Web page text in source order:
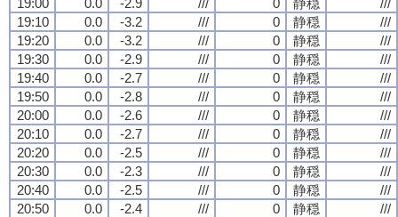
19:10
0.0 -3.2 /// 0 静穏
///
19:20
0.0 -3.2 /// 0 静穏
///
19:30
0.0 -2.9 /// 0 静穏
///
19:40
0.0 -2.7 /// 0 静穏
///
19:50
0.0 -2.8 /// 0 静穏
///
20:00
0.0 -2.6 /// 0 静穏
///
20:10
0.0 -2.7 /// 0 静穏
///
20:20
0.0 -2.5 /// 0 静穏
///
20:30
0.0 -2.3 /// 0 静穏
///
20:40
0.0 -2.5 /// 0 静穏
///
20:50
0.0 -2.4 /// 0 静穏
///